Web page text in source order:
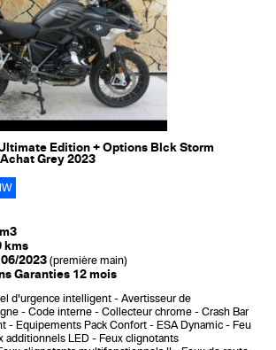
Edition + Options Blck Storm
Grey 2023
kms
06/2023 (première main)
Garanties 12 mois
d'urgence intelligent
Avertisseur de
Code interne Collecteur chrome
Crash Bar
Equipements Pack Confort ESA Dynamic
Feu
additionnels LED
Feux clignotants